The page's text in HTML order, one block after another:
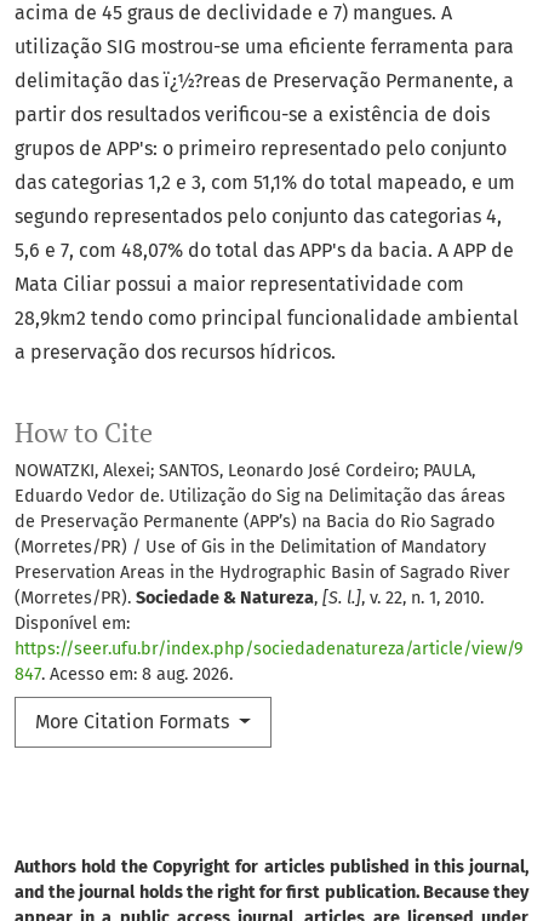
How to Cite
NOWATZKI, Alexei; SANTOS, Leonardo José Cordeiro; PAULA,
Eduardo Vedor de. Utilização do Sig na Delimitação das áreas
de Preservação Permanente (APP’s) na Bacia do Rio Sagrado
(Morretes/PR) / Use of Gis in the Delimitation of Mandatory
Preservation Areas in the Hydrographic Basin of Sagrado River
(Morretes/PR). Sociedade & Natureza, [S. l.], v. 22, n. 1, 2010.
Disponível em:
https://seer.ufu.br/index.php/sociedadenatureza/article/view/9
847. Acesso em: 8 aug. 2026.
More Citation Formats
acima de 45 graus de declividade e 7) mangues. A
utilização SIG mostrou-se uma eficiente ferramenta para
delimitação das ï¿½?reas de Preservação Permanente, a
partir dos resultados verificou-se a existência de dois
grupos de APP's: o primeiro representado pelo conjunto
das categorias 1,2 e 3, com 51,1% do total mapeado, e um
segundo representados pelo conjunto das categorias 4,
5,6 e 7, com 48,07% do total das APP's da bacia. A APP de
Mata Ciliar possui a maior representatividade com
28,9km2 tendo como principal funcionalidade ambiental
a preservação dos recursos hídricos.
Authors hold the Copyright for articles published in this journal,
and the journal holds the right for first publication. Because they